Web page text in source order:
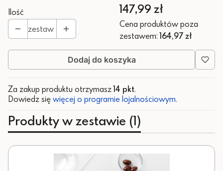
Ilość
zestaw
Cena
147,99 zł
Cena produktów poza
zestawem: 164,97 zł
Dodaj do koszyka
Za zakup produktu otrzymasz14 pkt.
Dowiedz się więcej o programie lojalnościowym.
Produkty w zestawie (1)